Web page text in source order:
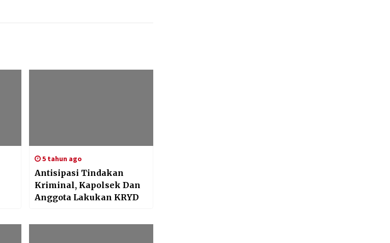
5 tahun ago
Antisipasi Tindakan
Kriminal, Kapolsek Dan
Anggota Lakukan KRYD